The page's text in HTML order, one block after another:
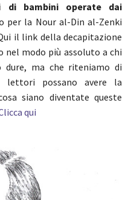
di bambini operate dai
per la Nour al-Din al-Zenki
il link della decapitazione
nel modo più assoluto a chi
ma che riteniamo di
lettori possano avere la
siano diventate queste
qui